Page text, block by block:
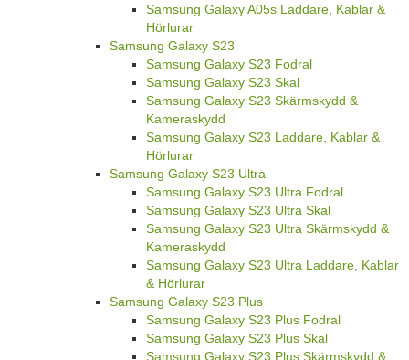
Samsung Galaxy A05s Laddare, Kablar &
Hörlurar
Samsung Galaxy S23
Samsung Galaxy S23 Fodral
Samsung Galaxy S23 Skal
Samsung Galaxy S23 Skärmskydd &
Kameraskydd
Samsung Galaxy S23 Laddare, Kablar &
Hörlurar
Samsung Galaxy S23 Ultra
Samsung Galaxy S23 Ultra Fodral
Samsung Galaxy S23 Ultra Skal
Samsung Galaxy S23 Ultra Skärmskydd &
Kameraskydd
Samsung Galaxy S23 Ultra Laddare, Kablar
& Hörlurar
Samsung Galaxy S23 Plus
Samsung Galaxy S23 Plus Fodral
Samsung Galaxy S23 Plus Skal
Samsung Galaxy S23 Plus Skärmskydd &